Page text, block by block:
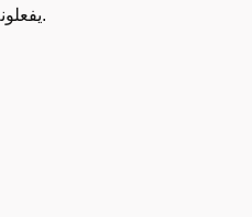
يفعلونه لحل المشكلات التي تواجههم.